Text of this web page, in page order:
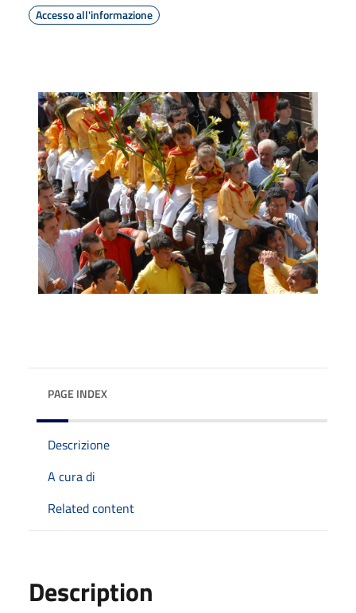
Accesso all'informazione
PAGE INDEX
Descrizione
A cura di
Related content
Description